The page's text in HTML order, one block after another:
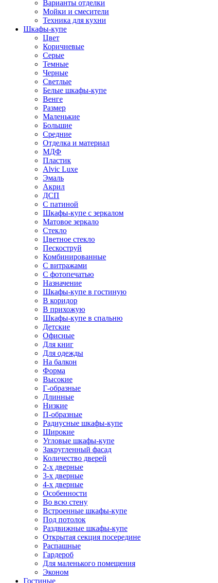
Варианты отделки
Мойки и смесители
Техника для кухни
Шкафы-купе
Цвет
Коричневые
Серые
Темные
Черные
Светлые
Белые шкафы-купе
Венге
Размер
Маленькие
Большие
Средние
Отделка и материал
МДФ
Пластик
Alvic Luxe
Эмаль
Акрил
ДСП
С патиной
Шкафы-купе с зеркалом
Матовое зеркало
Стекло
Цветное стекло
Пескоструй
Комбинированные
С витражами
С фотопечатью
Назначение
Шкафы-купе в гостиную
В коридор
В прихожую
Шкафы-купе в спальню
Детские
Офисные
Для книг
Для одежды
На балкон
Форма
Высокие
Г-образные
Длинные
Низкие
П-образные
Радиусные шкафы-купе
Широкие
Угловые шкафы-купе
Закругленный фасад
Количество дверей
2-х дверные
3-х дверные
4-х дверные
Особенности
Во всю стену
Встроенные шкафы-купе
Под потолок
Раздвижные шкафы-купе
Открытая секция посередине
Распашные
Гардероб
Для маленького помещения
Эконом
Гостиные